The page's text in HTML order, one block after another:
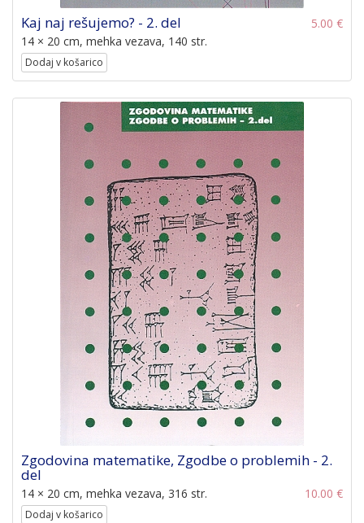
Kaj naj rešujemo? - 2. del
5.00 €
14 × 20 cm, mehka vezava, 140 str.
Dodaj v košarico
Zgodovina matematike, Zgodbe o problemih - 2.
del
10.00 €
14 × 20 cm, mehka vezava, 316 str.
Dodaj v košarico